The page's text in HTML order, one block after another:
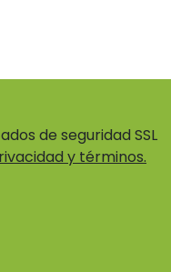
de seguridad SSL
y términos.